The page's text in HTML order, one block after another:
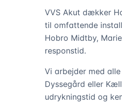
VVS Akut dækker
til omfattende
Hobro Midtby,
responstid.
Vi arbejder med
Dyssegård eller
udrykningstid og